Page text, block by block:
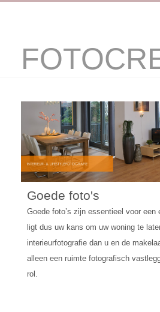
Goede foto's
Goede foto’s zijn essentieel voor
ligt dus uw kans om uw woning te
interieurfotografie dan u en de
alleen een ruimte fotografisch
rol.